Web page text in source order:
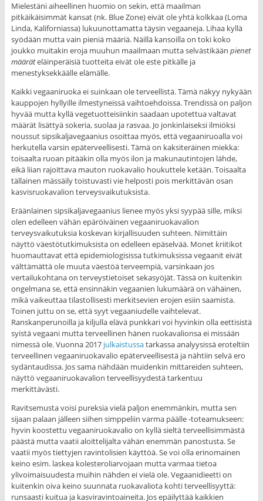
Mielestäni aiheellinen huomio on sekin, että maailman
pitkäikäisimmät kansat (nk. Blue Zone) eivät ole yhtä kolkkaa (Loma
Linda, Kaliforniassa) lukuunottamatta täysin vegaaneja. Lihaa kyllä
syödään mutta vain pieniä määriä. Näillä kansoilla on toki koko
joukko muitakin eroja muuhun maailmaan mutta selvästikään pienet
määräteläinperäisiä tuotteita eivät ole este pitkälle ja
menestyksekkäälle elämälle.
Kaikki vegaaniruoka ei suinkaan ole terveellistä. Tämä näkyy nykyään
kauppojen hyllyille ilmestyneissä vaihtoehdoissa. Trendissä on paljon
hyvää mutta kyllä vegetuotteisiinkin saadaan upotettua valtavat
määrät lisättyä sokeria, suolaa ja rasvaa. Jo jonkinlaiseksi ilmiöksi
noussut sipsikaljavegaanius osoittaa myös, että vegaaniruoalla voi
herkutella varsin epäterveellisesti. Tämä on kaksiteräinen miekka:
toisaalta ruoan pitääkin olla myös ilon ja makunautintojen lähde,
eikä liian rajoittava mauton ruokavalio houkuttele ketään. Toisaalta
tällainen mässäily toistuvasti vie helposti pois merkittävän osan
kasvisruokavalion terveysvaikutuksista.
Eräänlainen sipsikaljavegaanius lienee myös yksi syypää sille, miksi
olen edelleen vähän epäröiväinen vegaaniruokavalion
terveysvaikutuksia koskevan kirjallisuuden suhteen. Nimittäin
näyttö väestötutkimuksista on edelleen epäselvää. Monet kriitikot
huomauttavat että epidemiologisissa tutkimuksissa vegaanit eivät
välttämättä ole muuta väestöä terveempiä, varsinkaan jos
vertailukohtana on terveystietoiset sekasyöjät. Tässä on kuitenkin
ongelmana se, että ensinnäkin vegaanien lukumäärä on vähäinen,
mikä vaikeuttaa tilastollisesti merkitsevien erojen esiin saamista.
Toinen juttu on se, että syyt vegaaniudelle vaihtelevat.
Ranskanperunoilla ja kiljulla elävä punkkari voi hyvinkin olla eettisistä
syistä vegaani mutta terveellinen hänen ruokavalionsa ei missään
nimessä ole. Vuonna 2017 julkaistussatarkassa analyysissä eroteltiin
terveellinen vegaaniruokavalio epäterveellisestä ja nähtiin selvä ero
sydäntaudissa. Jos sama nähdään muidenkin mittareiden suhteen,
näyttö vegaaniruokavalion terveellisyydestä tarkentuu
merkittävästi.
Ravitsemusta voisi pureksia vielä paljon enemmänkin, mutta sen
sijaan palaan jälleen siihen simppeliin varma päälle -toteamukseen:
hyvin koostettu vegaaniruokavalio on kyllä sieltä terveellisimmästä
päästä mutta vaatii aloittelijalta vähän enemmän panostusta. Se
vaatii myös tiettyjen ravintolisien käyttöä. Se voi olla erinomainen
keino esim. laskea kolesteroliarvojaan mutta varmaa tietoa
ylivoimaisuudesta muihin nähden ei vielä ole. Vegaanidieetti on
kuitenkin oiva keino suunnata ruokavaliota kohti terveellisyyttä:
runsaasti kuitua ja kasviravintoaineita. Jos epäilyttää kaikkien